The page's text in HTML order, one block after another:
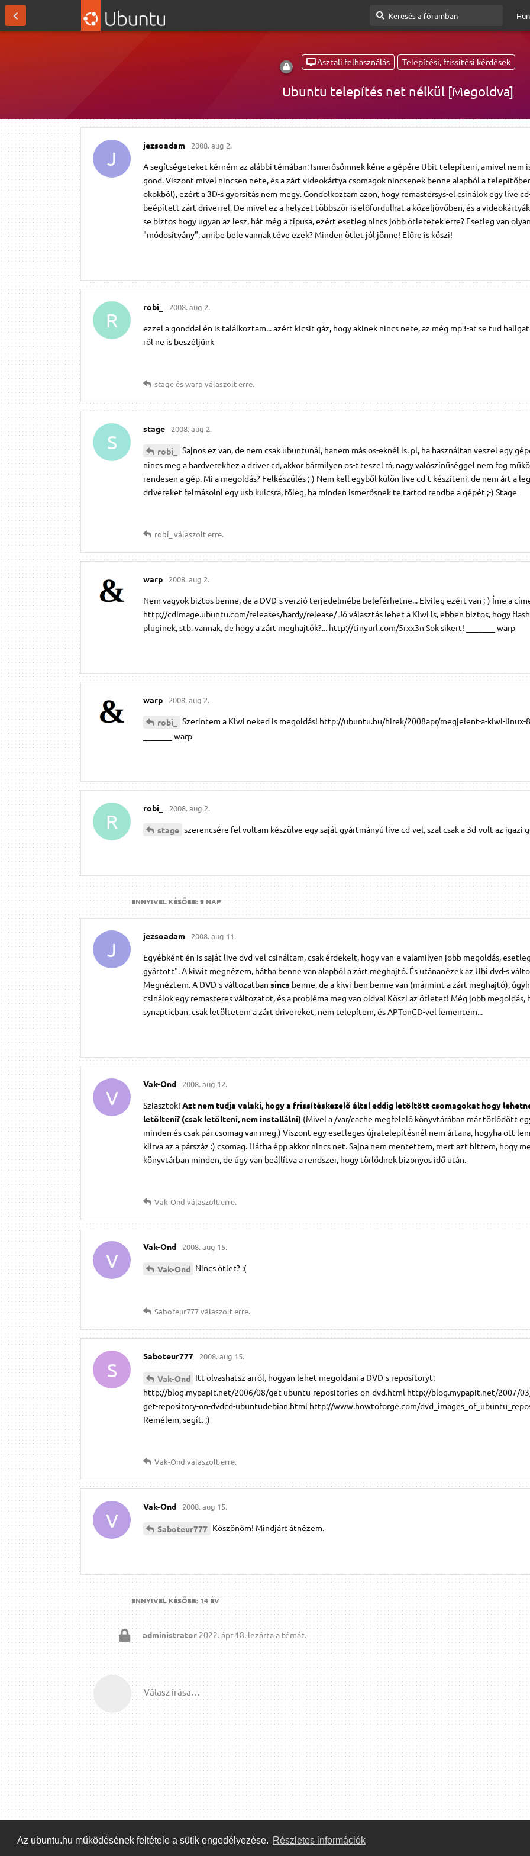
Az ubuntu.hu működésének feltétele a sütik engedélyezése. Részletes információk
Asztali felhasználás Telepítési, frissítési kérdések
Ubuntu telepítés net nélkül [Megoldva]
J
jezsoadam 2008. aug 2.
A segítségeteket kérném az alábbi témában: Ismerősömnek kéne a gépére Ubit telepíteni, amivel nem
gond. Viszont mivel nincsen nete, és a zárt videokártya csomagok nincsenek benne alapból a
okokból), ezért a 3D-s gyorsítás nem megy. Gondolkoztam azon, hogy remastersys-el csinálok egy live
beépített zárt driverrel. De mivel ez a helyzet többször is előfordulhat a közeljövőben, és a
se biztos hogy ugyan az lesz, hát még a típusa, ezért esetleg nincs jobb ötletetek erre? Esetleg van
"módosítvány", amibe bele vannak téve ezek? Minden ötlet jól jönne! Előre is köszi!
R
robi_ 2008. aug 2.
ezzel a gonddal én is találkoztam... azért kicsit gáz, hogy akinek nincs nete, az még mp3-at se tud
ről ne is beszéljünk
stageéswarp válaszolt erre.
S
stage 2008. aug 2.
robi_
Sajnos ez van, de nem csak ubuntunál, hanem más os-eknél is. pl, ha használtan veszel egy
nincs meg a hardverekhez a driver cd, akkor bármilyen os-t teszel rá, nagy valószínűséggel nem fog
rendesen a gép. Mi a megoldás? Felkészülés ;-) Nem kell egyből külön live cd-t készíteni, de nem árt a
drivereket felmásolni egy usb kulcsra, főleg, ha minden ismerősnek te tartod rendbe a gépét ;-) Stage
robi_ válaszolt erre.
warp 2008. aug 2.
Nem vagyok biztos benne, de a DVD-s verzió terjedelmébe beleférhetne... Elvileg ezért van ;-) Íme a
http://cdimage.ubuntu.com/releases/hardy/release/ Jó választás lehet a Kiwi is, ebben biztos, hogy
pluginek, stb. vannak, de hogy a zárt meghajtók?... http://tinyurl.com/5rxx3n Sok sikert! _______ warp
warp 2008. aug 2.
robi_
Szerintem a Kiwi neked is megoldás! http://ubuntu.hu/hirek/2008apr/megjelent-a-kiwi-linux-
_______ warp
R
robi_ 2008. aug 2.
stage szerencsére fel voltam készülve egy saját gyártmányú live cd-vel, szal csak a 3d-volt az igazi
ENNYIVEL KÉSŐBB:9 NAP
J
jezsoadam 2008. aug 11.
Egyébként én is saját live dvd-vel csináltam, csak érdekelt, hogy van-e valamilyen jobb megoldás,
gyártott". A kiwit megnézem, hátha benne van alapból a zárt meghajtó. És utánanézek az Ubi dvd-s
Megnéztem. A DVD-s változatban sincs benne, de a kiwi-ben benne van (mármint a zárt meghajtó),
csinálok egy remasteres változatot, és a probléma meg van oldva! Köszi az ötletet! Még jobb megoldás,
synapticban, csak letöltetem a zárt drivereket, nem telepítem, és APTonCD-vel lementem...
V
Vak-Ond 2008. aug 12.
Sziasztok! Azt nem tudja valaki, hogy a frissítéskezelő által eddig letöltött csomagokat hogy
letölteni? (csak letölteni, nem installálni) (Mivel a /var/cache megfelelő könyvtárában már törlődött
minden és csak pár csomag van meg.) Viszont egy esetleges újratelepítésnél nem ártana, hogyha ott
kiírva az a párszáz :) csomag. Hátha épp akkor nincs net. Sajna nem mentettem, mert azt hittem, hogy
könyvtárban minden, de úgy van beállítva a rendszer, hogy törlődnek bizonyos idő után.
Vak-Ond válaszolt erre.
V
Vak-Ond 2008. aug 15.
Vak-Ond Nincs ötlet? :(
Saboteur777válaszolt erre.
S
Saboteur777 2008. aug 15.
Vak-Ond Itt olvashatsz arról, hogyan lehet megoldani a DVD-s repositoryt:
http://blog.mypapit.net/2006/08/get-ubuntu-repositories-on-dvd.html http://blog.mypapit.net/2007/
get-repository-on-dvdcd-ubuntudebian.html http://www.howtoforge.com/
Remélem, segít. ;)
Vak-Ond válaszolt erre.
V
Vak-Ond 2008. aug 15.
Saboteur777 Köszönöm! Mindjárt átnézem.
ENNYIVEL KÉSŐBB:14 ÉV
administrator 2022. ápr 18.lezárta a témát.
Válasz írása…